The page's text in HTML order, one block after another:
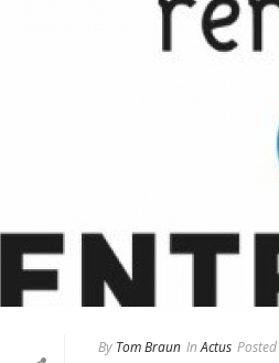
By Tom Braun In Actus Posted